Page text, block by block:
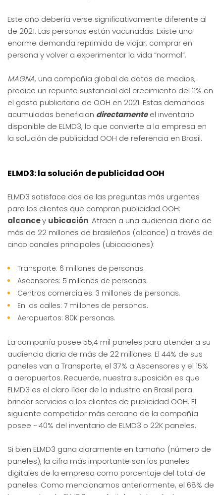
Este año debería verse significativamente diferente al
de 2021. Las personas están vacunadas. Existe una
enorme demanda reprimida de viajar, comprar en
persona y volver a experimentar la vida “normal”.
MAGNA, una compañía global de datos de medios,
predice un repunte sustancial del crecimiento del 11% en
el gasto publicitario de OOH en 2021. Estas demandas
acumuladas benefician directamenteel inventario
disponible de ELMD3, lo que convierte a la empresa en
la solución de publicidad OOH de referencia en Brasil.
ELMD3: la solución de publicidad OOH
ELMD3 satisface dos de las preguntas más urgentes
para los clientes que compran publicidad OOH:
alcancey ubicación. Atraen a una audiencia diaria de
más de 22 millones de brasileños (alcance) a través de
cinco canales principales (ubicaciones):
Transporte: 6 millones de personas.
Ascensores: 5 millones de personas.
Centros comerciales: 3 millones de personas.
En las calles: 7 millones de personas.
Aeropuertos: 80K personas.
La compañía posee 55,4 mil paneles para atender a su
audiencia diaria de más de 22 millones. El 44% de sus
paneles van a Transporte, el 37% a Ascensores y el 15%
a aeropuertos. Recuerde, nuestra suposición es que
ELMD3 es el claro líder de la industria en Brasil para
brindar servicios a los clientes de publicidad OOH. El
siguiente competidor más cercano de la compañía
posee ~ 40% del inventario de ELMD3 o 22K paneles.
Si bien ELMD3 gana claramente en tamaño (número de
paneles), la cifra más importante son los paneles
digitales de la empresa como porcentaje del total de
paneles. Como mencionamos anteriormente, el 68% de